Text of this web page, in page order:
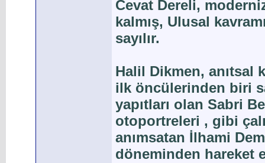
Cevat Dereli,
kalmış, Ulusal
sayılır.
Halil Dikmen, anıtsal
ilk öncülerinden biri
yapıtları olan Sabri
otoportreleri , gibi
anımsatan İlhami
döneminden hareket